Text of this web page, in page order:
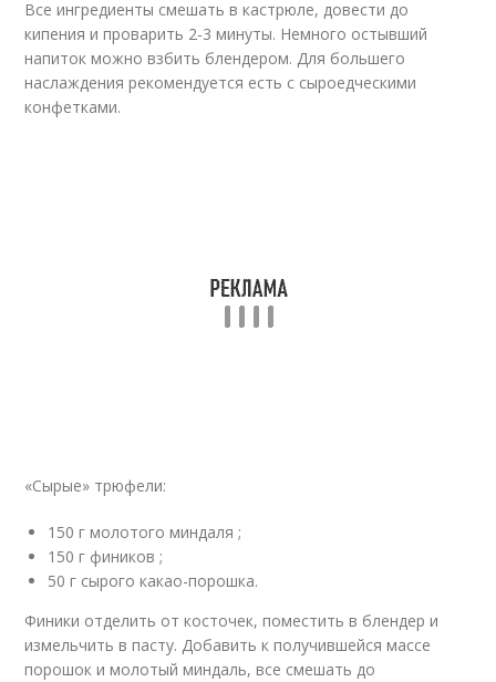
Все ингредиенты смешать в кастрюле, довести до
кипения и проварить 2-3 минуты. Немного остывший
напиток можно взбить блендером. Для большего
наслаждения рекомендуется есть с сыроедческими
конфетками.
«Сырые» трюфели:
150 г молотого миндаля ;
150 г фиников ;
50 г сырого какао-порошка.
Финики отделить от косточек, поместить в блендер и
измельчить в пасту. Добавить к получившейся массе
порошок и молотый миндаль, все смешать до